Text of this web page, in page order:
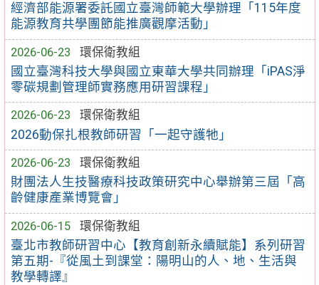
經濟部能源署委託國立臺灣師範大學辦理「115年度
能源教育共學團節能推廣觀摩活動」
2026-06-23
環保衛教組
國立臺灣科技大學與國立東華大學共同辦理「iPAS淨
零碳規劃管理師實務應用研習課程」
2026-06-23
環保衛教組
2026動保扎根教師研習「一起守護牠」
2026-06-23
環保衛教組
財團法人生技醫療科技政策研究中心舉辦第三屆「高
齡健康產業博覽會」
2026-06-15
環保衛教組
臺北市教師研習中心【教育創新永續賦能】系列研習
第五期-『從風土到課堂：陽明山的人、地、生活與
教學轉譯』